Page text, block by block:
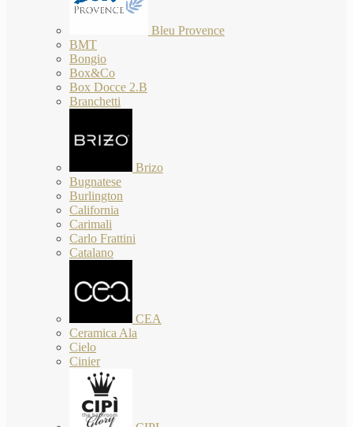
Bleu Provence
BMT
Bongio
Box&Co
Box Docce 2.B
Branchetti
Brizo
Bugnatese
Burlington
California
Carimali
Carlo Frattini
Catalano
CEA
Ceramica Ala
Cielo
Cinier